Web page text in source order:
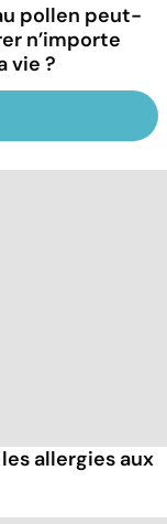
pollen peut-
n’importe
vie ?
allergies aux